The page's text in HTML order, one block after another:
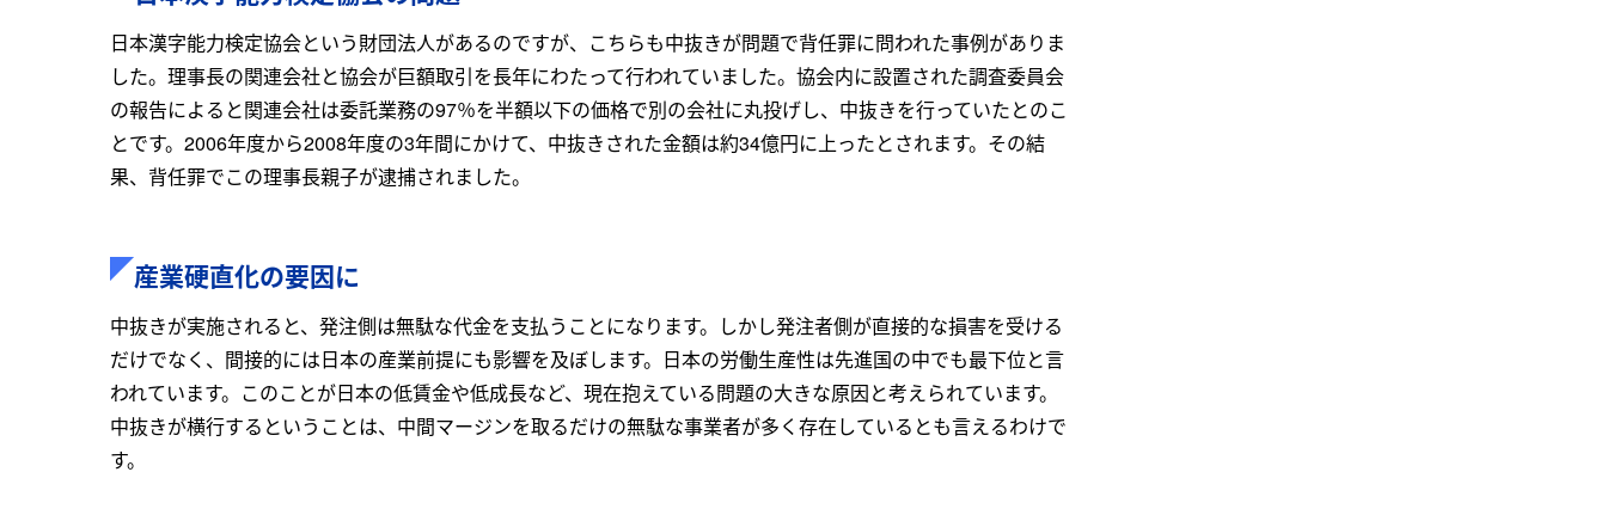
日本漢字能力検定協会という財団法人があるのですが、こちらも中抜きが問題で背任罪に問われた事例がありま
した。理事長の関連会社と協会が巨額取引を長年にわたって行われていました。協会内に設置された調査委員会
の報告によると関連会社は委託業務の97％を半額以下の価格で別の会社に丸投げし、中抜きを行っていたとのこ
とです。2006年度から2008年度の3年間にかけて、中抜きされた金額は約34億円に上ったとされます。その結
果、背任罪でこの理事長親子が逮捕されました。
産業硬直化の要因に
中抜きが実施されると、発注側は無駄な代金を支払うことになります。しかし発注者側が直接的な損害を受ける
だけでなく、間接的には日本の産業前提にも影響を及ぼします。日本の労働生産性は先進国の中でも最下位と言
われています。このことが日本の低賃金や低成長など、現在抱えている問題の大きな原因と考えられています。
中抜きが横行するということは、中間マージンを取るだけの無駄な事業者が多く存在しているとも言えるわけで
す。